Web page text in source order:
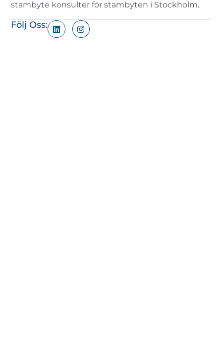
stambyte konsulter för stambyten i Stockholm.
Följ Oss: